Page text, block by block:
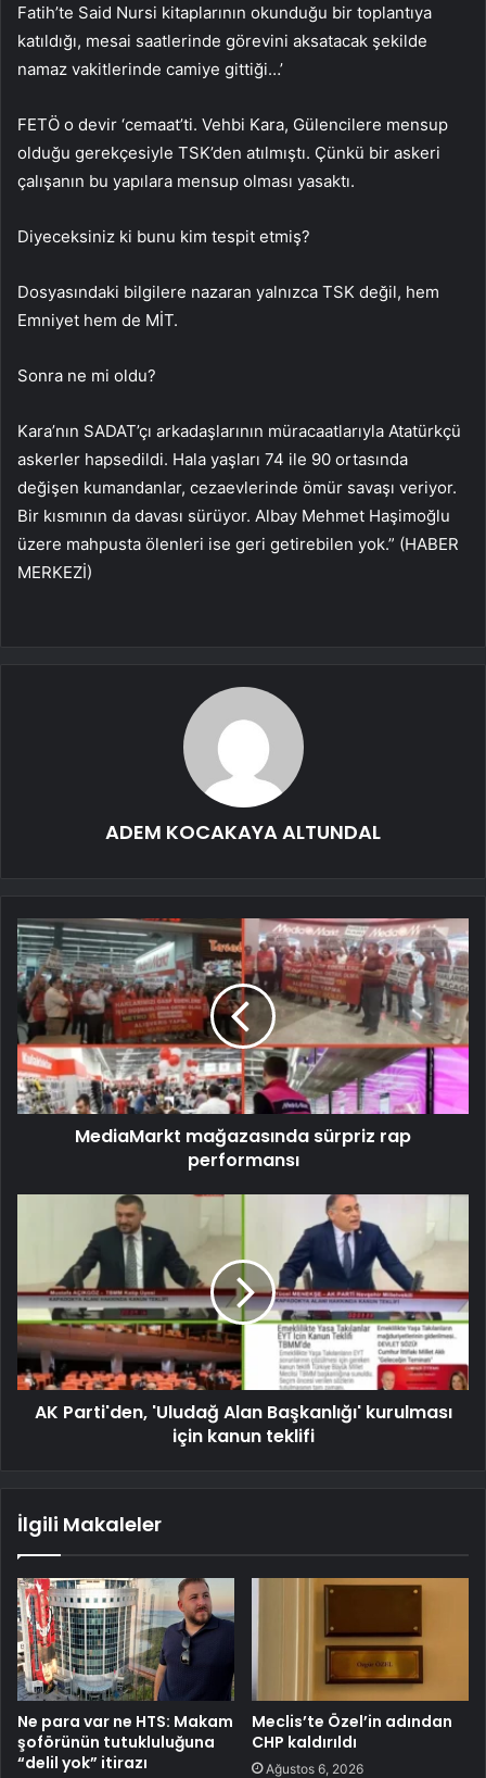
Fatih’te Said Nursi kitaplarının okunduğu bir toplantıya
katıldığı, mesai saatlerinde görevini aksatacak şekilde
namaz vakitlerinde camiye gittiği…’
FETÖ o devir ‘cemaat’ti. Vehbi Kara, Gülencilere mensup
olduğu gerekçesiyle TSK’den atılmıştı. Çünkü bir askeri
çalışanın bu yapılara mensup olması yasaktı.
Diyeceksiniz ki bunu kim tespit etmiş?
Dosyasındaki bilgilere nazaran yalnızca TSK değil, hem
Emniyet hem de MİT.
Sonra ne mi oldu?
Kara’nın SADAT’çı arkadaşlarının müracaatlarıyla Atatürkçü
askerler hapsedildi. Hala yaşları 74 ile 90 ortasında
değişen kumandanlar, cezaevlerinde ömür savaşı veriyor.
Bir kısmının da davası sürüyor. Albay Mehmet Haşimoğlu
üzere mahpusta ölenleri ise geri getirebilen yok.” (HABER
MERKEZİ)
ADEM KOCAKAYA ALTUNDAL
MediaMarkt mağazasında sürpriz rap
performansı
AK Parti'den, 'Uludağ Alan Başkanlığı' kurulması
için kanun teklifi
İlgili Makaleler
Ne para var ne HTS: Makam
şoförünün tutukluluğuna
“delil yok” itirazı
Meclis’te Özel’in adından
CHP kaldırıldı
Ağustos 6, 2026